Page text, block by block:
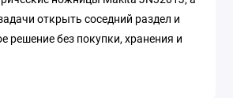
открыть соседний раздел и
решение без покупки, хранения и